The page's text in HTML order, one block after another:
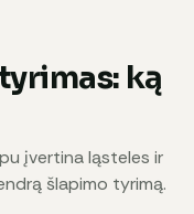
ką
įvertina ląsteles ir
šlapimo tyrimą.